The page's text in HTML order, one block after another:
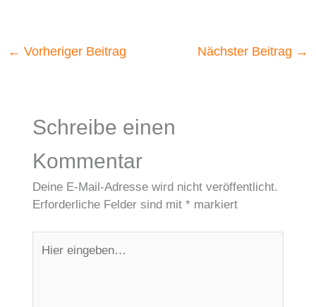
← Vorheriger Beitrag Nächster Beitrag →
Schreibe einen
Kommentar
Deine E-Mail-Adresse wird nicht veröffentlicht.
Erforderliche Felder sind mit * markiert
eingeben…